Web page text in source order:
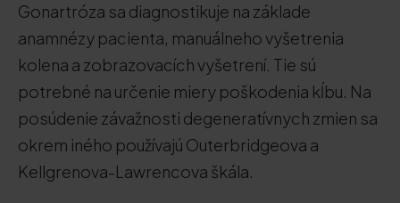
Gonartróza sa diagnostikuje na základe
anamnézy pacienta, manuálneho vyšetrenia
kolena a zobrazovacích vyšetrení. Tie sú
potrebné na určenie miery poškodenia kĺbu. Na
posúdenie závažnosti degeneratívnych zmien sa
okrem iného používajú Outerbridgeova a
Kellgrenova-Lawrencova škála.